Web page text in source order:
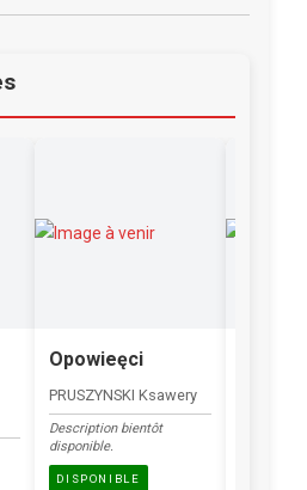
Opowieęci
PRUSZYNSKI Ksawery
Description bientôt
disponible.
DISPONIBLE